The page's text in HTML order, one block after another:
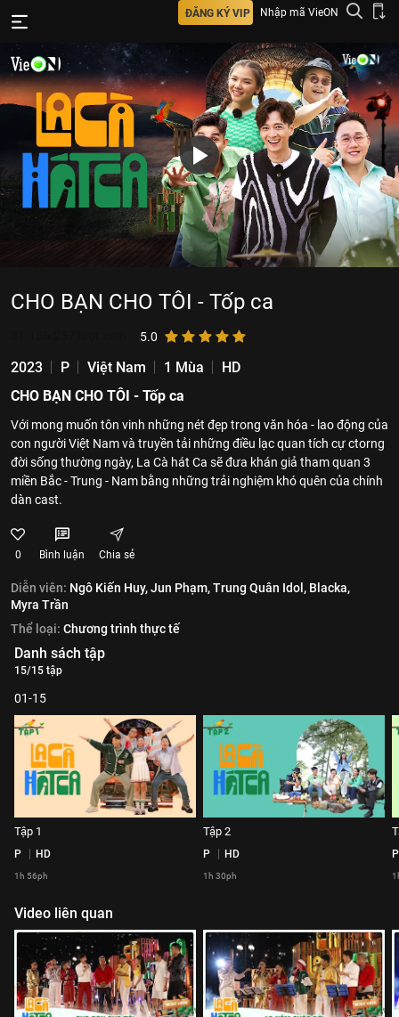
ĐĂNG KÝ VIP Nhập mã VieON
CHO BẠN CHO TÔI - Tốp ca
5.0
2023 P Việt Nam 1 Mùa
HD
CHO BẠN CHO TÔI - Tốp ca
Với mong muốn tôn vinh những nét đẹp trong văn hóa - lao động của
con người Việt Nam và truyền tải những điều lạc quan tích cự ctorng
đời sống thường ngày, La Cà hát Ca sẽ đưa khán giả tham quan 3
miền Bắc - Trung - Nam bằng những trải nghiệm khó quên của chính
dàn cast.
0 Bình luận Chia sẻ
Diễn viên: Ngô Kiến Huy,Jun Phạm,Trung Quân Idol, Blacka,
Myra Trần
Thể loại: Chương trình thực tế
Danh sách tập
15/15 tập
01-15
Tập 1
P HD
1h 56ph
Tập 2
P HD
1h 30ph
P
Video liên quan